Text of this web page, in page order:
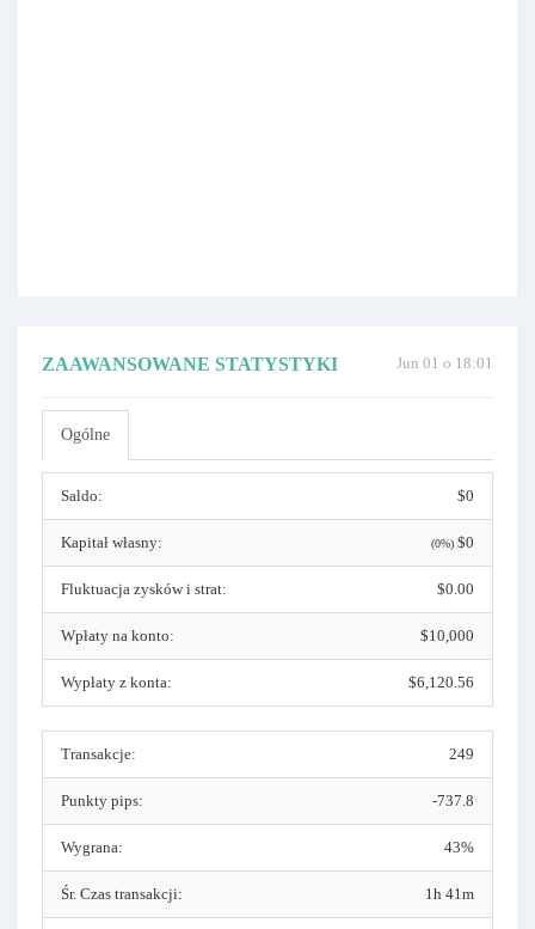
Jun 01 o 18:01
ZAAWANSOWANE STATYSTYKI
Ogólne
Saldo: $0
Kapitał własny: (0%) $0
Fluktuacja zysków i strat: $0.00
Wpłaty na konto: $10,000
Wypłaty z konta: $6,120.56
Transakcje: 249
Punkty pips: -737.8
Wygrana: 43%
Śr. Czas transakcji: 1h 41m